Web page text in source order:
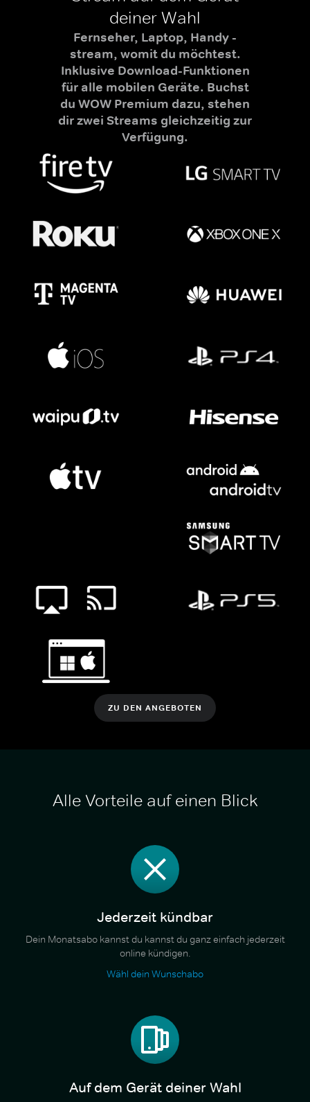
deiner Wahl
Fernseher, Laptop, Handy -
stream, womit du möchtest.
Inklusive Download-Funktionen
für alle mobilen Geräte. Buchst
du WOW Premium dazu, stehen
dir zwei Streams gleichzeitig zur
Verfügung.
ZU DEN ANGEBOTEN
Alle Vorteile auf einen Blick
Jederzeit kündbar
Dein Monatsabo kannst du kannst du ganz einfach jederzeit
online kündigen.
Wähl dein Wunschabo
Auf dem Gerät deiner Wahl